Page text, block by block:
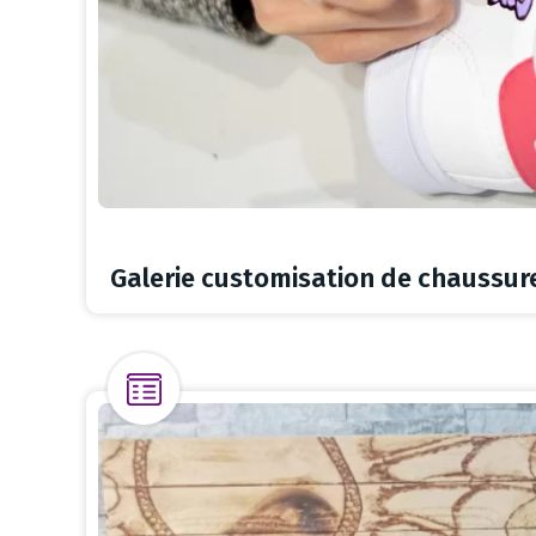
Galerie customisation de